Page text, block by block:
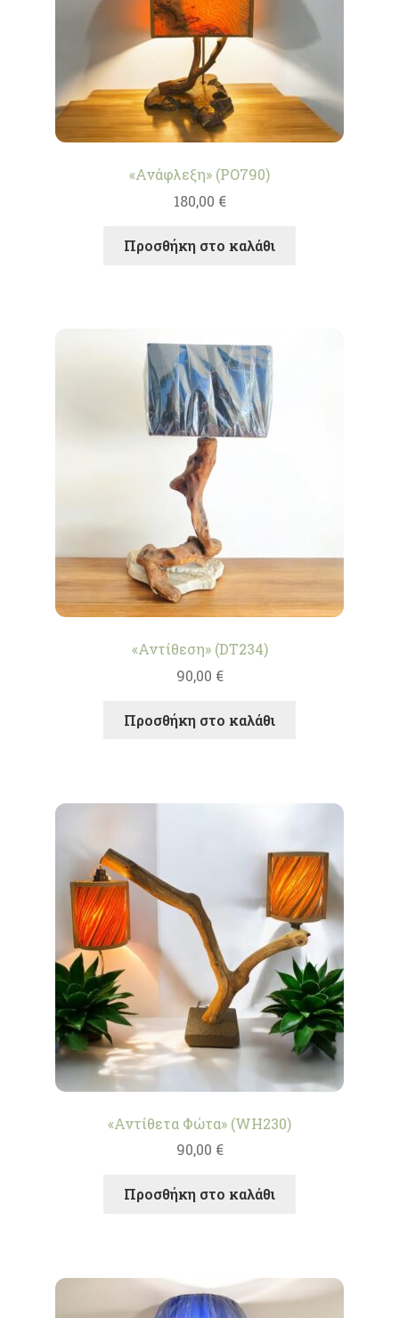
«Ανάφλεξη» (PO790)
180,00 €
Προσθήκη στο καλάθι
«Αντίθεση» (DT234)
90,00 €
Προσθήκη στο καλάθι
«Αντίθετα Φώτα» (WH230)
90,00 €
Προσθήκη στο καλάθι